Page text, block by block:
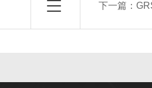
下一篇：